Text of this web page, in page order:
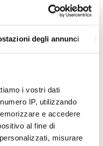
degli annunci
i vostri dati
IP, utilizzando
e accedere
al fine di
misurare
condizioni è
quando l’organismo
correttamente alcune
a causa della
di specifici